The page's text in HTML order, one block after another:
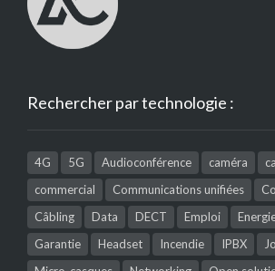
Rechercher par technologie :
4G 5G Audioconférence caméra
commercial
Communications unifiées
Câbling
Data DECT Emploi
Garantie
Headset Incendie IPBX